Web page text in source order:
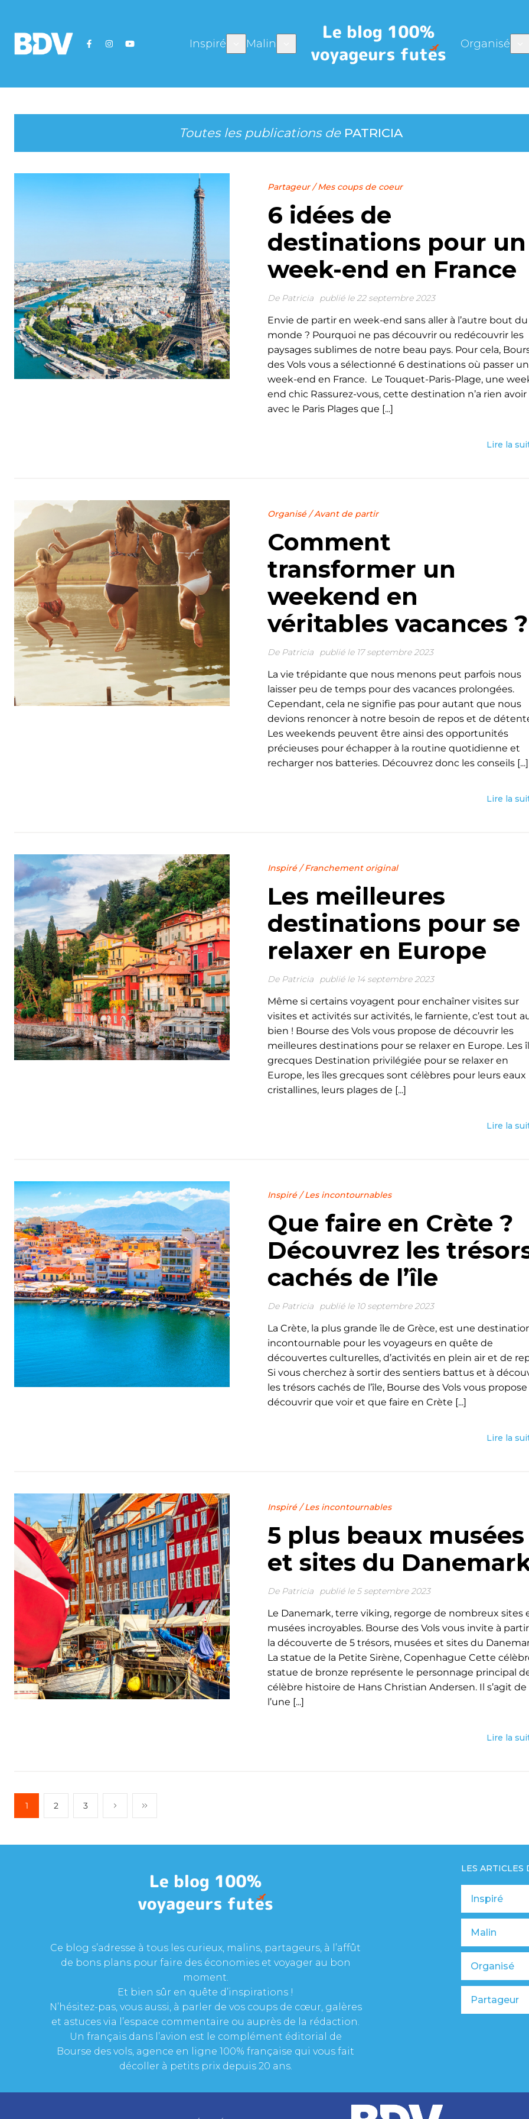
Inspiré Malin Organisé
Toutes les publications dePATRICIA
Partageur/Mes coups de coeur
6 idées de
destinations pour un
week-end en France
De Patricia publié le 22 septembre 2023
Envie de partir en week-end sans aller à l’autre bout du
monde ? Pourquoi ne pas découvrir ou redécouvrir les
paysages sublimes de notre beau pays. Pour cela,
des Vols vous a sélectionné 6 destinations où passer un
week-end en France. Le Touquet-Paris-Plage, une
end chic Rassurez-vous, cette destination n’a rien avoir
avec le Paris Plages que [...]
Lire la
Organisé/Avant de partir
Comment
transformer un
weekend en
véritables vacances ?
De Patricia publié le 17 septembre 2023
La vie trépidante que nous menons peut parfois nous
laisser peu de temps pour des vacances prolongées.
Cependant, cela ne signifie pas pour autant que nous
devions renoncer à notre besoin de repos et de
Les weekends peuvent être ainsi des opportunités
précieuses pour échapper à la routine quotidienne et
recharger nos batteries. Découvrez donc les conseils [...]
Lire la
Inspiré/Franchement original
Les meilleures
destinations pour se
relaxer en Europe
De Patricia publié le 14 septembre 2023
Même si certains voyagent pour enchaîner visites sur
visites et activités sur activités, le farniente, c’est tout
bien ! Bourse des Vols vous propose de découvrir les
meilleures destinations pour se relaxer en Europe. Les
grecques Destination privilégiée pour se relaxer en
Europe, les îles grecques sont célèbres pour leurs eaux
cristallines, leurs plages de [...]
Lire la
Inspiré/Les incontournables
Que faire en Crète ?
Découvrez les
cachés de l’île
De Patricia publié le 10 septembre 2023
La Crète, la plus grande île de Grèce, est une
incontournable pour les voyageurs en quête de
découvertes culturelles, d’activités en plein air et de
Si vous cherchez à sortir des sentiers battus et à
les trésors cachés de l’île, Bourse des Vols vous
découvrir que voir et que faire en Crète [...]
Lire la
Inspiré/Les incontournables
5 plus beaux musées
et sites du
De Patricia publié le 5 septembre 2023
Le Danemark, terre viking, regorge de nombreux sites
musées incroyables. Bourse des Vols vous invite à
la découverte de 5 trésors, musées et sites du
La statue de la Petite Sirène, Copenhague Cette
statue de bronze représente le personnage principal
célèbre histoire de Hans Christian Andersen. Il s’agit de
l’une [...]
Lire la
1 2 3
Ce blog s’adresse à tous les curieux, malins, partageurs, à l’affût
de bons plans pour faire des économies et voyager au bon
moment.
Et bien sûr en quête d’inspirations !
N’hésitez-pas, vous aussi, à parler de vos coups de cœur, galères
et astuces via l’espace commentaire ou auprès de la rédaction.
Un français dans l’avion est le complément éditorial de
Bourse des vols, agence en ligne 100% française qui vous fait
décoller à petits prix depuis 20 ans.
LES ARTICLES
Inspiré
Malin
Organisé
Partageur